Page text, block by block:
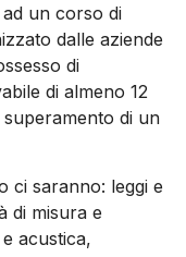
ad un corso di
dalle aziende
di
di almeno 12
di un
ci saranno: leggi e
di misura e
acustica,